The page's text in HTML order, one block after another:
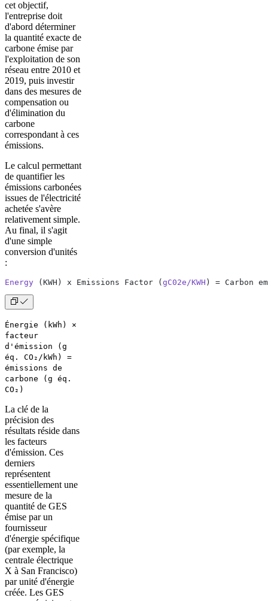
cet objectif,
l'entreprise doit
d'abord déterminer
la quantité exacte de
carbone émise par
l'exploitation de son
réseau entre 2010 et
2019, puis investir
dans des mesures de
compensation ou
d'élimination du
carbone
correspondant à ces
émissions.
Le calcul permettant
de quantifier les
émissions carbonées
issues de l'électricité
achetée s'avère
relativement simple.
Au final, il s'agit
d'une simple
conversion d'unités
:
Energy (KWH) x Emissions Factor ( gC02e/KWH ) = Carbon
Énergie (kWh) ×
facteur
d'émission (g
éq. CO₂/kWh) =
émissions de
carbone (g éq.
CO₂)
La clé de la
précision des
résultats réside dans
les facteurs
d'émission. Ces
derniers
représentent
essentiellement une
mesure de la
quantité de GES
émise par un
fournisseur
d'énergie spécifique
(par exemple, la
centrale électrique
X à San Francisco)
par unité d'énergie
créée. Les GES